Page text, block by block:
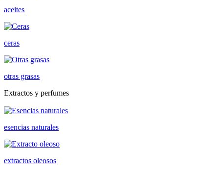
aceites
ceras
otras grasas
Extractos y perfumes
esencias naturales
extractos oleosos